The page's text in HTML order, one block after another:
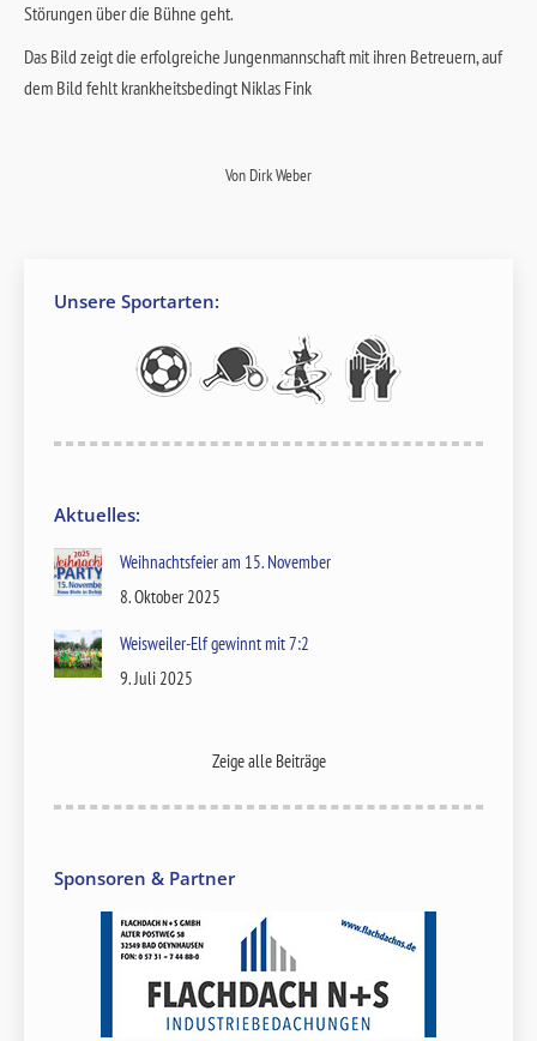
Störungen über die Bühne geht.
Das Bild zeigt die erfolgreiche Jungenmannschaft mit ihren Betreuern, auf
dem Bild fehlt krankheitsbedingt Niklas Fink
Von Dirk Weber
Unsere Sportarten:
Aktuelles:
Weihnachtsfeier am 15. November
8. Oktober 2025
Weisweiler-Elf gewinnt mit 7:2
9. Juli 2025
Zeige alle Beiträge
Sponsoren & Partner